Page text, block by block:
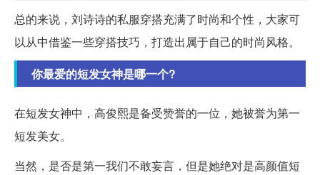
总的来说，刘诗诗的私服穿搭充满了时尚和个性，大家可
以从中借鉴一些穿搭技巧，打造出属于自己的时尚风格。
你最爱的短发女神是哪一个?
在短发女神中，高俊熙是备受赞誉的一位，她被誉为第一
短发美女。
当然，是否是第一我们不敢妄言，但是她绝对是高颜值短